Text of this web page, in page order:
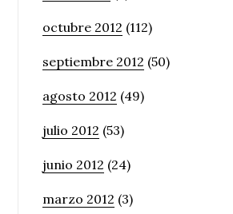
octubre 2012 (112)
septiembre 2012 (50)
agosto 2012 (49)
julio 2012 (53)
junio 2012 (24)
marzo 2012 (3)